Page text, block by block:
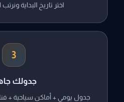
اختر تاريخ البداية ونرتب
3
جدولك
جدول يومي + أماكن سياحية +